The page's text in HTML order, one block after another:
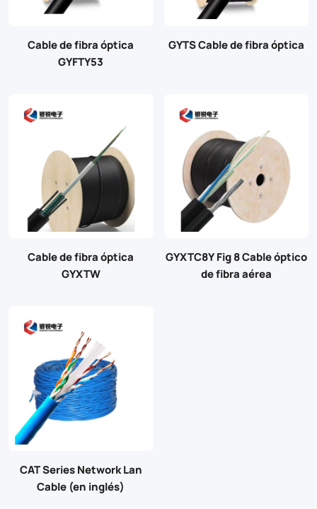
Cable de fibra óptica
GYFTY53
GYTS Cable de fibra óptica
Cable de fibra óptica
GYXTW
GYXTC8Y Fig 8 Cable óptico
de fibra aérea
CAT Series Network Lan
Cable (en inglés)